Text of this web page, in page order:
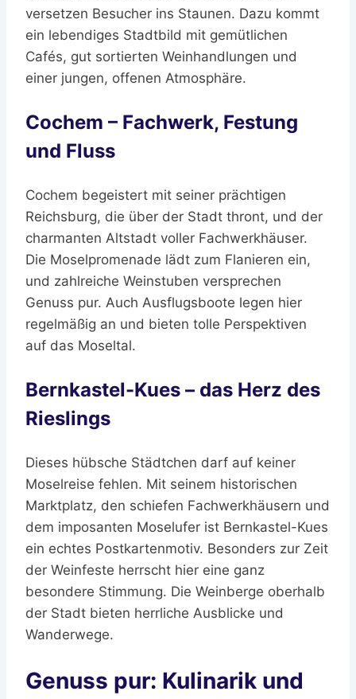
versetzen Besucher ins Staunen. Dazu kommt
ein lebendiges Stadtbild mit gemütlichen
Cafés, gut sortierten Weinhandlungen und
einer jungen, offenen Atmosphäre.
Cochem – Fachwerk, Festung
und Fluss
Cochem begeistert mit seiner prächtigen
Reichsburg, die über der Stadt thront, und der
charmanten Altstadt voller Fachwerkhäuser.
Die Moselpromenade lädt zum Flanieren ein,
und zahlreiche Weinstuben versprechen
Genuss pur. Auch Ausflugsboote legen hier
regelmäßig an und bieten tolle Perspektiven
auf das Moseltal.
Bernkastel-Kues – das Herz des
Rieslings
Dieses hübsche Städtchen darf auf keiner
Moselreise fehlen. Mit seinem historischen
Marktplatz, den schiefen Fachwerkhäusern und
dem imposanten Moselufer ist Bernkastel-Kues
ein echtes Postkartenmotiv. Besonders zur Zeit
der Weinfeste herrscht hier eine ganz
besondere Stimmung. Die Weinberge oberhalb
der Stadt bieten herrliche Ausblicke und
Wanderwege.
Genuss pur: Kulinarik und